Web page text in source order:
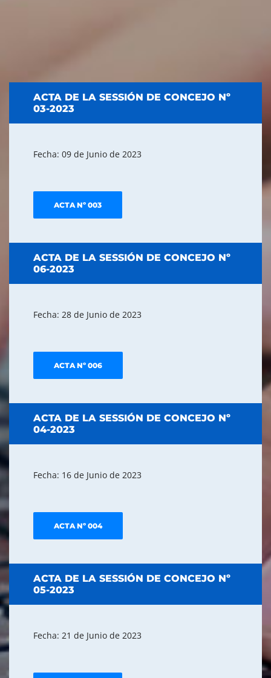
ACTA DE LA SESSIÓN DE CONCEJO Nº
03-2023
Fecha: 09 de Junio de 2023
ACTA Nº 003
ACTA DE LA SESSIÓN DE CONCEJO Nº
06-2023
Fecha: 28 de Junio de 2023
ACTA Nº 006
ACTA DE LA SESSIÓN DE CONCEJO Nº
04-2023
Fecha: 16 de Junio de 2023
ACTA Nº 004
ACTA DE LA SESSIÓN DE CONCEJO Nº
05-2023
Fecha: 21 de Junio de 2023